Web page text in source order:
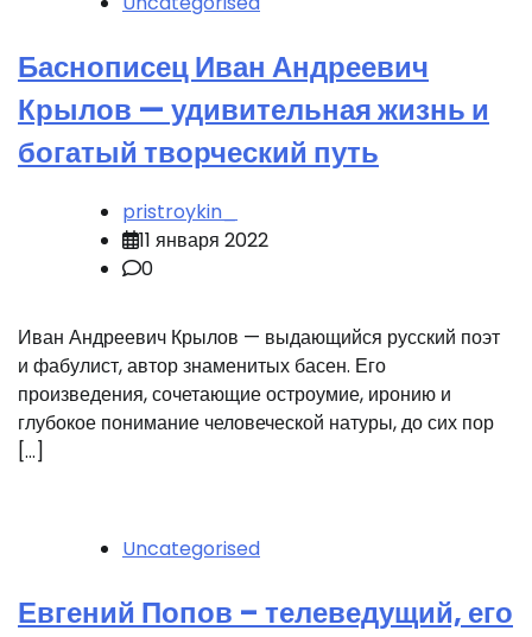
Баснописец Иван Андреевич
Крылов — удивительная жизнь и
богатый творческий путь
pristroykin_
11 января 2022
0
Иван Андреевич Крылов — выдающийся русский поэт
и фабулист, автор знаменитых басен. Его
произведения, сочетающие остроумие, иронию и
глубокое понимание человеческой натуры, до сих пор
[…]
Uncategorised
Евгений Попов – телеведущий, его